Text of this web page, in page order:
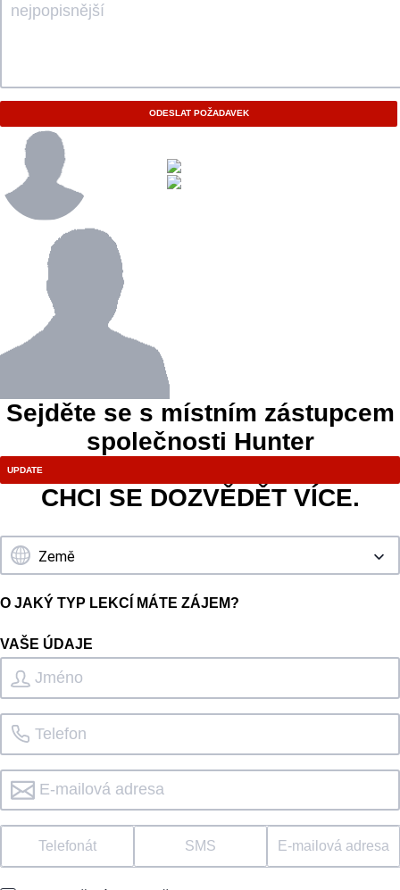
ODESLAT POŽADAVEK
Sejděte se s místním zástupcem
společnosti Hunter
CHCI SE DOZVĚDĚT VÍCE.
O JAKÝ TYP LEKCÍ MÁTE ZÁJEM?
VAŠE ÚDAJE
Telefonát SMS E-mailová adresa